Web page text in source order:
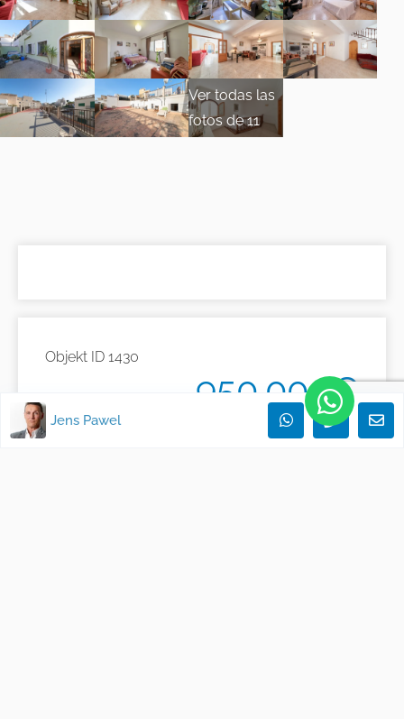
Ver todas las
fotos de 11
Objekt ID 1430
950.000€
Jens Pawel